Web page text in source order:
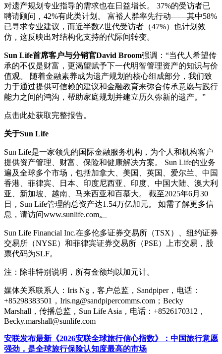
对遗产规划专业指导的需求也在日益增长。 37%的受访者已
聘请顾问，42%有此类计划。 富裕人群率先行动——其中58%
已寻求专业建议，而近半数Z世代受访者（47%）也计划效
仿，这反映出对结构化支持的代际间转变。
Sun Life首席客户与分销官David Broom强调：“当代人希望传
承的不仅是财富，更渴望赋予下一代明智管理资产的知识与价
值观。 随着金融素养成为遗产规划的核心组成部分，我们致
力于通过提供可信赖的建议和金融教育来弥合传承意愿与践行
能力之间的鸿沟，帮助家庭规划并建立历久弥新的遗产。”
点击此处获取完整报告。
关于Sun Life
Sun Life是一家领先的国际金融服务机构，为个人和机构客户
提供资产管理、财富、保险和健康解决方案。 Sun Life的业务
遍及全球多个市场，包括加拿大、美国、英国、爱尔兰、中国
香港、菲律宾、日本、印度尼西亚、印度、中国大陆、澳大利
亚、新加坡、越南、马来西亚和百慕大。 截至2025年6月30
日，Sun Life管理的总资产达1.54万亿加元。 如需了解更多信
息，请访问www.sunlife.com。
Sun Life Financial Inc.在多伦多证券交易所（TSX）、纽约证券
交易所（NYSE）和菲律宾证券交易所（PSE）上市交易，股
票代码为SLF。
注：除非特别说明，所有金额均以加元计。
媒体关系联系人：Iris Ng，客户总监，Sandpiper，电话：
+85298383501，Iris.ng@sandpipercomms.com；Becky
Marshall，传播总监，Sun Life Asia，电话：+8526170312，
Becky.marshall@sunlife.com
安联发布最新《2026安联全球旅行信心指数》：中国旅行意愿
强劲，是全球旅行保险认知度最高的市场